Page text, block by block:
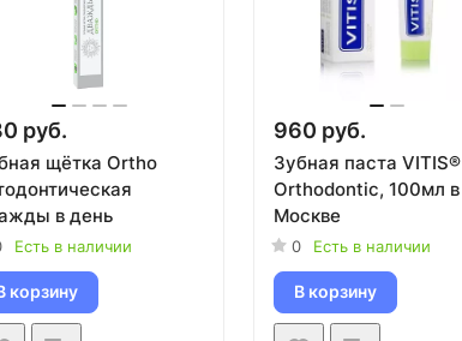
руб.
щётка Ortho
в день
Есть в наличии
корзину
960 руб.
Зубная паста VITIS®
Orthodontic, 100мл в
Москве
0 Есть в наличии
В корзину